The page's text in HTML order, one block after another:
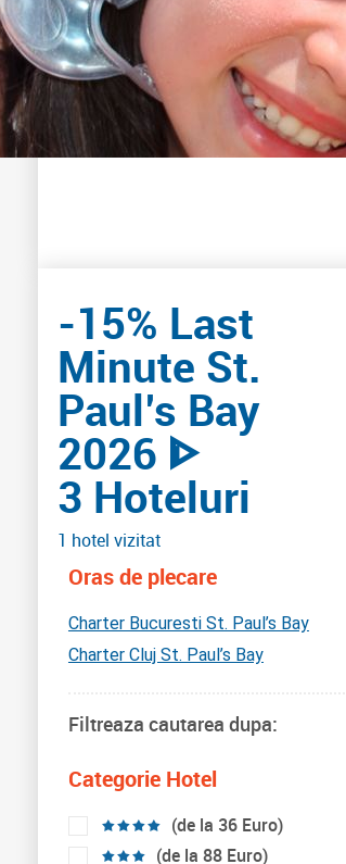
-15% Last
Minute St.
Paul’s Bay
2026 ᐈ
3 Hoteluri
1 hotel vizitat
Oras de plecare
Charter Bucuresti St. Paul’s Bay
Charter Cluj St. Paul’s Bay
Filtreaza cautarea dupa:
Categorie Hotel
(de la 36 Euro)
(de la 88 Euro)